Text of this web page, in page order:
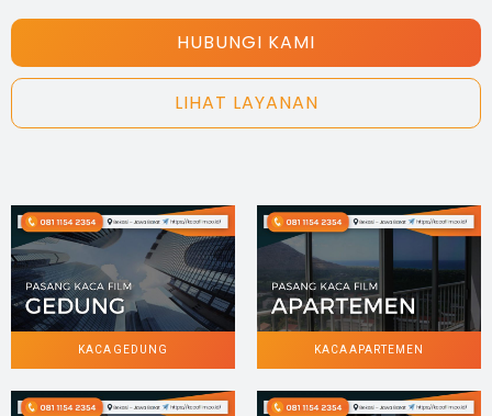
HUBUNGI KAMI
LIHAT LAYANAN
KACA GEDUNG KACA APARTEMEN